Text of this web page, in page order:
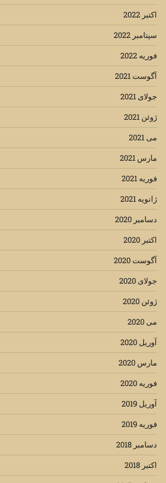
اکتبر 2022
سپتامبر 2022
فوریه 2022
آگوست 2021
جولای 2021
ژوئن 2021
می 2021
مارس 2021
فوریه 2021
ژانویه 2021
دسامبر 2020
اکتبر 2020
آگوست 2020
جولای 2020
ژوئن 2020
می 2020
آوریل 2020
مارس 2020
فوریه 2020
آوریل 2019
فوریه 2019
دسامبر 2018
اکتبر 2018